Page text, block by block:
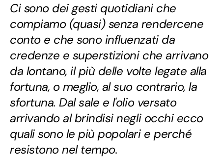
Ci sono dei gesti quotidiani che
compiamo (quasi) senza rendercene
conto e che sono influenzati da
credenze e superstizioni che arrivano
da lontano, il più delle volte legate alla
fortuna, o meglio, al suo contrario, la
sfortuna. Dal sale e l'olio versato
arrivando al brindisi negli occhi ecco
quali sono le più popolari e perché
resistono nel tempo.